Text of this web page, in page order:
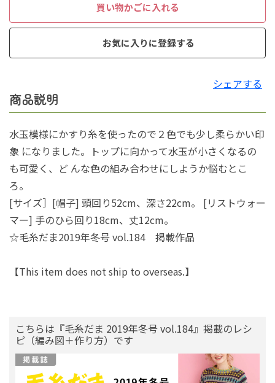
買い物かごに入れる
お気に入りに登録する
シェアする
商品説明
水玉模様にかすり糸を使ったので２色でも少し柔らかい印
象 になりました。トップに向かって水玉が小さくなるの
も可愛く、ど んな色の組み合わせにしようか悩むとこ
ろ。
[サイズ］[帽子] 頭回り52cm、深さ22cm。 [リストウォー
マー] 手のひら回り18cm、丈12cm。
☆毛糸だま2019年冬号 vol.184 掲載作品
【This item does not ship to overseas.】
こちらは『毛糸だま 2019年冬号 vol.184』掲載のレシ
ピ（編み図＋作り方）です